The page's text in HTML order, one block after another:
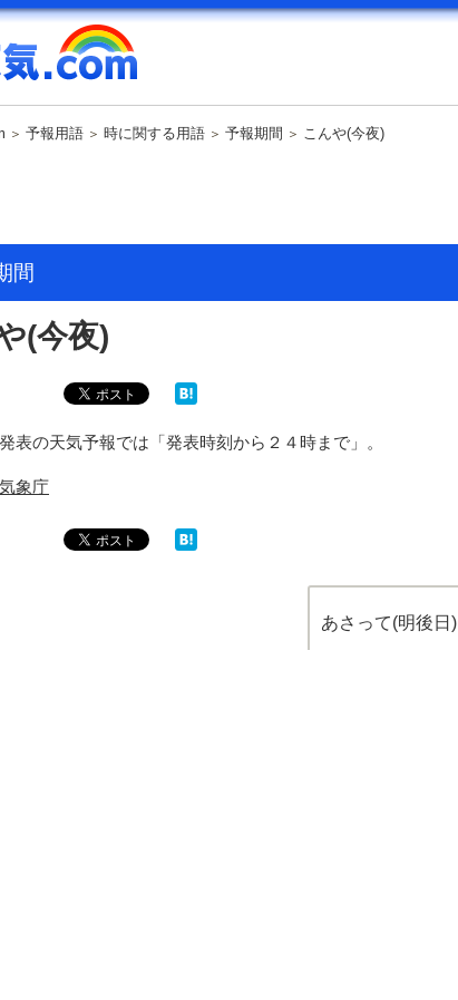
予報用語 時に関する用語 予報期間 こんや(今夜)
間
(今夜)
表の天気予報では「発表時刻から２４時まで」。
気象庁
あさって(明後日)